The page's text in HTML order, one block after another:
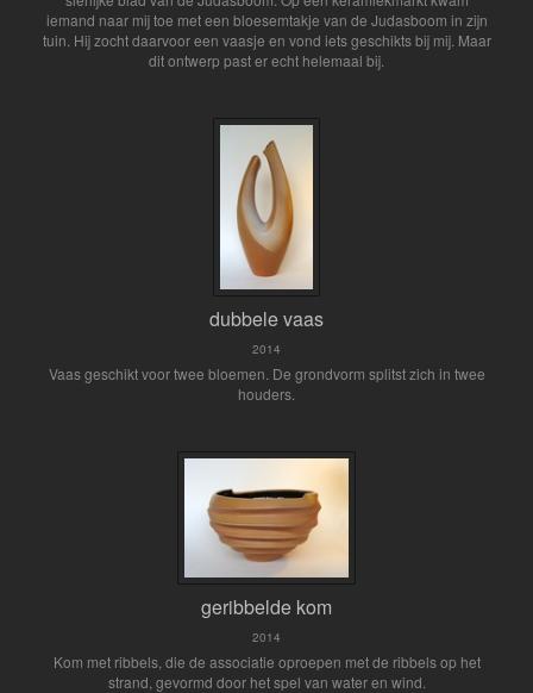
iemand naar mij toe met een bloesemtakje van de Judasboom in zijn
tuin. Hij zocht daarvoor een vaasje en vond iets geschikts bij mij. Maar
dit ontwerp past er echt helemaal bij.
dubbele vaas
2014
Vaas geschikt voor twee bloemen. De grondvorm splitst zich in twee
houders.
geribbelde kom
2014
Kom met ribbels, die de associatie oproepen met de ribbels op het
strand, gevormd door het spel van water en wind.